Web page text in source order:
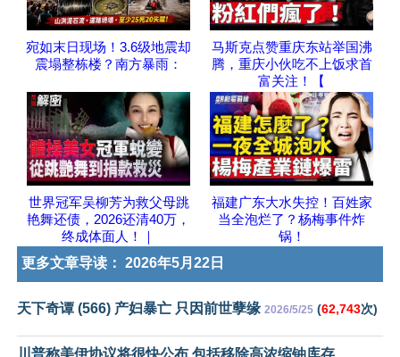
宛如末日现场！3.6级地震却
震塌整栋楼？南方暴雨：
马斯克点赞重庆东站举国沸
腾，重庆小伙吃不上饭求首
富关注！【
世界冠军吴柳芳为救父母跳
艳舞还债，2026还清40万，
终成体面人！｜
福建广东大水失控！百姓家
当全泡烂了？杨梅事件炸
锅！
更多文章导读： 2026年5月22日
天下奇谭 (566) 产妇暴亡 只因前世孽缘 2026/5/25 (62,743次)
川普称美伊协议将很快公布 包括移除高浓缩铀库存